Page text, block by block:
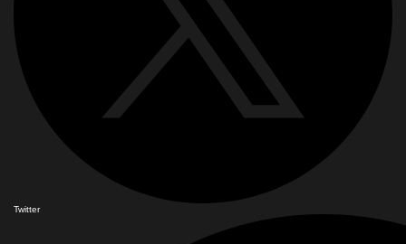
Twitter